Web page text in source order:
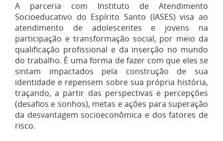
A parceria com Instituto de Atendimento
Socioeducativo do Espírito Santo (IASES) visa ao
atendimento de adolescentes e jovens na
participação e transformação social, por meio da
qualificação profissional e da inserção no mundo
do trabalho. É uma forma de fazer com que eles se
sintam impactados pela construção de sua
identidade e repensem sobre sua própria história,
traçando, a partir das perspectivas e percepções
(desafios e sonhos), metas e ações para superação
da desvantagem socioeconômica e dos fatores de
risco.